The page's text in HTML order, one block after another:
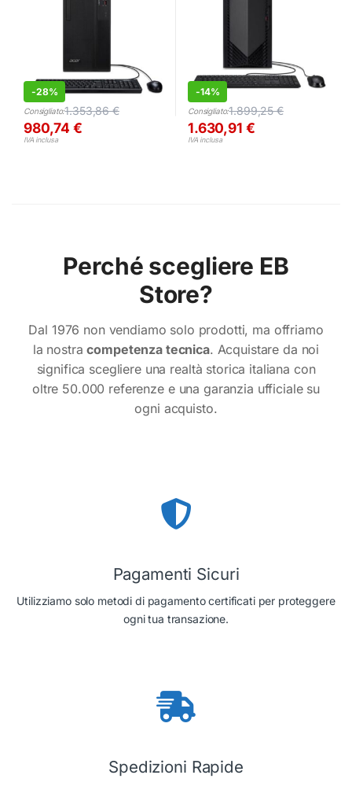
-28%
Consigliato:1.353,86€
980,74€
IVA inclusa
-14%
Consigliato:1.899,25€
1.630,91 €
IVA inclusa
Perché scegliere EB
Store?
Dal 1976 non vendiamo solo prodotti, ma offriamo
la nostracompetenza tecnica. Acquistare da noi
significa scegliere una realtà storica italiana con
oltre 50.000 referenze e una garanzia ufficiale su
ogni acquisto.
Pagamenti Sicuri
Utilizziamo solo metodi di pagamento certificati per proteggere
ogni tua transazione.
Spedizioni Rapide